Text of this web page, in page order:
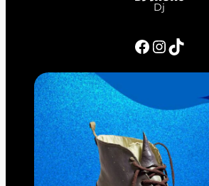
Dj
Facebook InstagramTikTok